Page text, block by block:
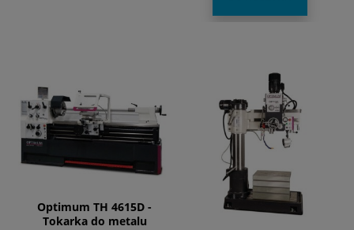
Optimum TH 4615D -
Tokarka do metalu